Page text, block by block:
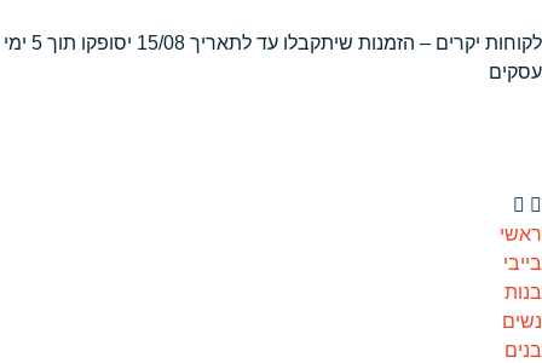
לקוחות יקרים – הזמנות שיתקבלו
עד לתאריך 15/08 יסופקו תוך 5 ימי
עסקים
ראשי
בייבי
בנות
נשים
בנים